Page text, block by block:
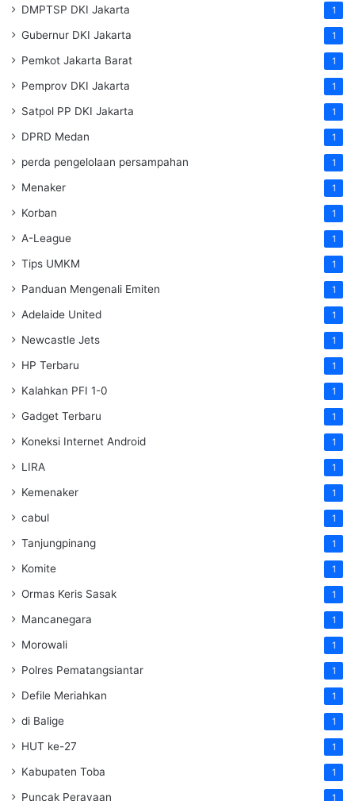
DMPTSP DKI Jakarta 1
Gubernur DKI Jakarta 1
Pemkot Jakarta Barat 1
Pemprov DKI Jakarta 1
Satpol PP DKI Jakarta 1
DPRD Medan 1
perda pengelolaan persampahan 1
Menaker 1
Korban 1
A-League 1
Tips UMKM 1
Panduan Mengenali Emiten 1
Adelaide United 1
Newcastle Jets 1
HP Terbaru 1
Kalahkan PFI 1-0 1
Gadget Terbaru 1
Koneksi Internet Android 1
LIRA 1
Kemenaker 1
cabul 1
Tanjungpinang 1
Komite 1
Ormas Keris Sasak 1
Mancanegara 1
Morowali 1
Polres Pematangsiantar 1
Defile Meriahkan 1
di Balige 1
HUT ke-27 1
Kabupaten Toba 1
Puncak Perayaan 1